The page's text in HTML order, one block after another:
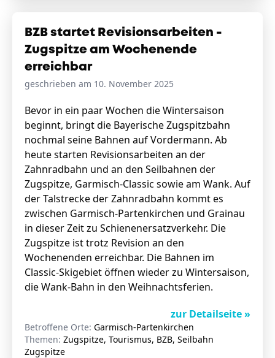
BZB startet Revisionsarbeiten -
Zugspitze am Wochenende
erreichbar
geschrieben am 10. November 2025
Bevor in ein paar Wochen die Wintersaison
beginnt, bringt die Bayerische Zugspitzbahn
nochmal seine Bahnen auf Vordermann. Ab
heute starten Revisionsarbeiten an der
Zahnradbahn und an den Seilbahnen der
Zugspitze, Garmisch-Classic sowie am Wank. Auf
der Talstrecke der Zahnradbahn kommt es
zwischen Garmisch-Partenkirchen und Grainau
in dieser Zeit zu Schienenersatzverkehr. Die
Zugspitze ist trotz Revision an den
Wochenenden erreichbar. Die Bahnen im
Classic-Skigebiet öffnen wieder zu Wintersaison,
die Wank-Bahn in den Weihnachtsferien.
zur Detailseite »
Betroffene Orte: Garmisch-Partenkirchen
Themen: Zugspitze, Tourismus, BZB, Seilbahn
Zugspitze